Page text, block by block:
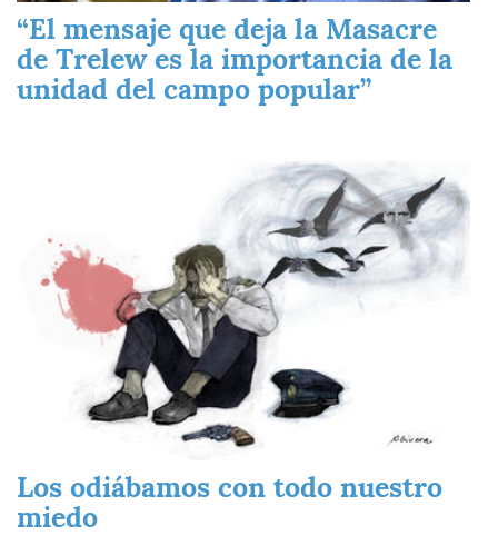
“El mensaje que deja la Masacre
de Trelew es la importancia de la
unidad del campo popular”
Los odiábamos con todo nuestro
miedo